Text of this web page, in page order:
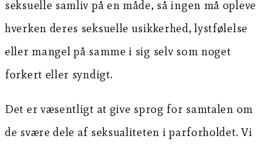
seksuelle samliv på en måde, så ingen må opleve
hverken deres seksuelle usikkerhed, lystfølelse
eller mangel på samme i sig selv som noget
forkert eller syndigt.
Det er væsentligt at give sprog for samtalen om
de svære dele af seksualiteten i parforholdet. Vi